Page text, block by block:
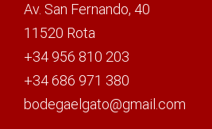
Av. San Fernando, 40
11520 Rota
+34 956 810 203
+34 686 971 380
bodegaelgato@gmail.com